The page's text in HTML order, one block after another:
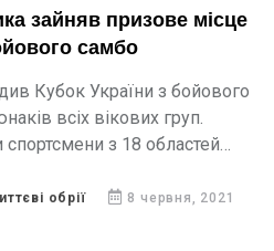
зайняв призове місце
самбо
Кубок України з бойового
всіх вікових груп.
з 18 областей
обрії 8 червня, 2021